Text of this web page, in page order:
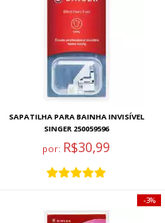
SAPATILHA PARA BAINHA INVISÍVEL
SINGER 250059596
por: R$30,99
3%